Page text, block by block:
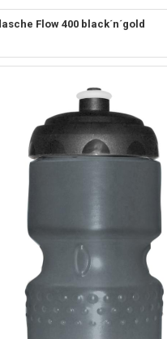
Flow 400 black´n´gold